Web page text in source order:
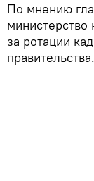
По мнению
министерство
за ротации
правительства.